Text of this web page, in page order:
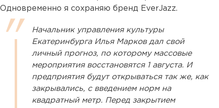
Одновременно я сохраняю бренд EverJazz.
Начальник управления культуры
Екатеринбурга Илья Марков дал свой
личный прогноз, по которому массовые
мероприятия восстановятся 1 августа. И
предприятия будут открываться так же, как
закрывались, с введением норм на
квадратный метр. Перед закрытием